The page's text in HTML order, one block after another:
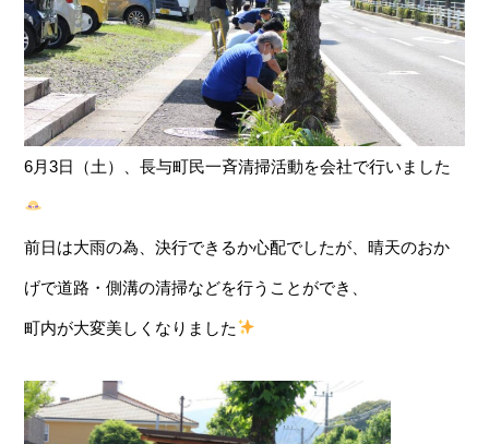
6月3日（土）、長与町民一斉清掃活動を会社で行いました
前日は大雨の為、決行できるか心配でしたが、晴天のおか
げで道路・側溝の清掃などを行うことができ、
町内が大変美しくなりました